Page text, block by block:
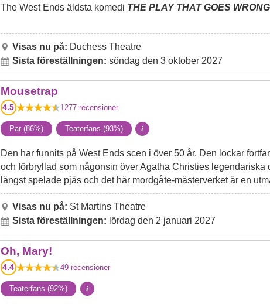
The West Ends äldsta komedi THE PLAY THAT GOES WRONG
Visas nu på: Duchess Theatre
Sista föreställningen: söndag den 3 oktober 2027
Mousetrap
4.5 1277recensioner
Par (86%) Teaterfans (93%) i
Den har funnits på West Ends scen i över 50 år. Den lockar
och förbryllad som någonsin över Agatha Christies legendariska
längst spelade pjäs och det här mordgåte-mästerverket är en
Visas nu på: St Martins Theatre
Sista föreställningen: lördag den 2 januari 2027
Oh, Mary!
4.4 49recensioner
Teaterfans (92%) i